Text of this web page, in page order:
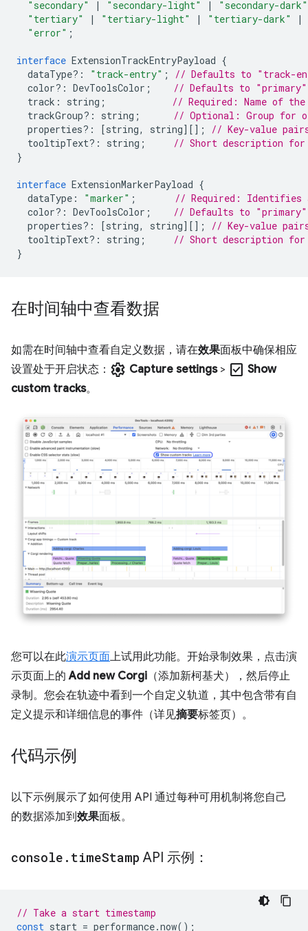
"secondary"
| "secondary-light" |
"secondary-dark"
"tertiary"
| "tertiary-light" | "tertiary-dark"
|
"error" ;
interface ExtensionTrackEntryPayload {
dataType?: "track-entry" ;
// Defaults to "track-
color?: DevToolsColor ;
// Defaults to "primary"
track : string ;
// Required: Name of
trackGroup?: string ;
// Optional: Group for
properties?: [string, string][];
// Key-value
tooltipText?: string ;
// Short description
}
interface ExtensionMarkerPayload {
dataType : "marker" ;
// Required: Identifies
color?: DevToolsColor ;
// Defaults to "primary"
properties?: [string, string][];
// Key-value
tooltipText?: string ;
// Short description
}
在时间轴中查看数据
如需在时间轴中查看自定义数据，请在效果面板中确保相应
设置处于开启状态： settings Capture settings> check_box Show
custom tracks。
您可以在此演示页面上试用此功能。开始录制效果，点击演
示页面上的Add new Corgi （添加新柯基犬），然后停止
录制。您会在轨迹中看到一个自定义轨道，其中包含带有自
定义提示和详细信息的事件（详见摘要标签页）。
代码示例
以下示例展示了如何使用 API 通过每种可用机制将您自己
的数据添加到效果面板。
console . timeStamp API 示例：
// Take a start timestamp
const start = performance.now();